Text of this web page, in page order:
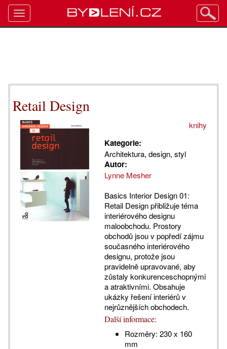
Retail Design
knihy
Kategorie:
Architektura, design, styl
Autor:
Lynne Mesher
Basics Interior Design 01:
Retail Design přibližuje téma
interiérového designu
maloobchodu. Prostory
obchodů jsou v popředí zájmu
současného interiérového
designu, protože jsou
pravidelně upravované, aby
zůstaly konkurenceschopnými
a atraktivními. Obsahuje
ukázky řešení interiérů v
nejrůznějších obchodech.
Další informace:
Rozměry: 230 x 160
mm
Toggle
navigation